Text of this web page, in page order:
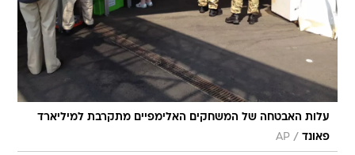
עלות האבטחה של המשחקים האלימפיים מתקרבת למיליארד
פאונד /
AP